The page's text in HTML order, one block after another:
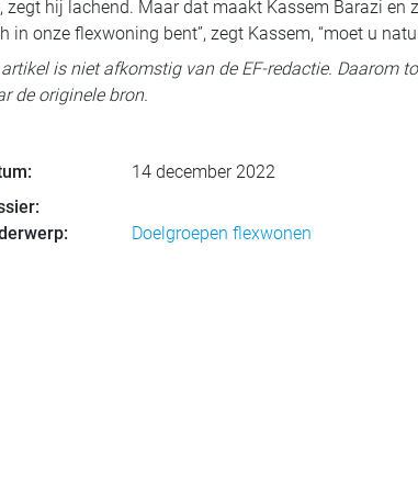
zegt hij lachend. Maar dat maakt Kassem Barazi
in onze flexwoning bent”, zegt Kassem, “moet u
is niet afkomstig van de EF-redactie. Daarom
de originele bron.
14 december 2022
Doelgroepen flexwonen